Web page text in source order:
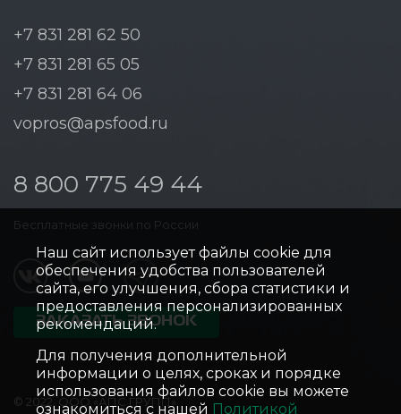
+7 831 281 62 50
+7 831 281 65 05
+7 831 281 64 06
vopros@apsfood.ru
8 800 775 49 44
Бесплатные звонки по России
ЗАКАЗАТЬ ЗВОНОК
© 2022, ООО «АПС ГРУПП»
Наш сайт использует файлы cookie для
обеспечения удобства пользователей
сайта, его улучшения, сбора статистики и
предоставления персонализированных
рекомендаций.
Для получения дополнительной
информации о целях, сроках и порядке
использования файлов cookie вы можете
ознакомиться с нашей Политикой